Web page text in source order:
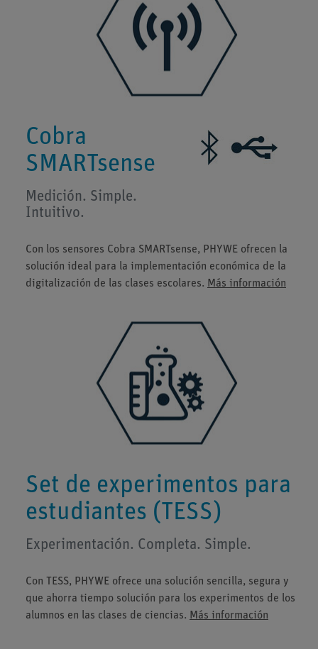
Cobra
SMART­sense
Medición. Simple.
Intuitivo.
Con los sensores Cobra SMARTsense, PHYWE ofrecen la
solución ideal para la implementación económica de la
digitalización de las clases escolares. Más información
Set de experimentos para
estudiantes (TESS)
Experimentación. Completa. Simple.
Con TESS, PHYWE ofrece una solución sencilla, segura y
que ahorra tiempo solución para los experimentos de los
alumnos en las clases de ciencias. Más información